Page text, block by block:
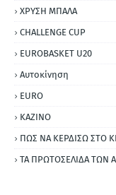
ΧΡΥΣΗ ΜΠΑΛΑ
CHALLENGE CUP
EUROBASKET U20
Αυτοκίνηση
ΕURO
ΚΑΖΙΝΟ
ΠΩΣ ΝΑ ΚΕΡΔΙΣΩ ΣΤΟ
ΤΑ ΠΡΩΤΟΣΕΛΙΔΑ ΤΩΝ